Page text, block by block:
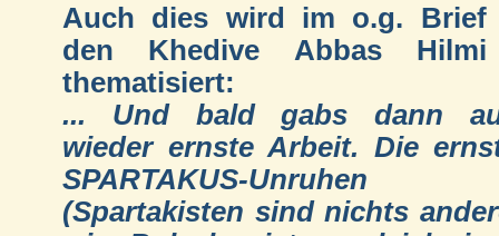
Auch dies wird im o.g. Brief
den Khedive Abbas
thematisiert:
... Und bald gabs dann
wieder ernste Arbeit. Die
SPARTAKUS-Unruhen
(Spartakisten sind nichts